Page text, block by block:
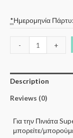
*Ημερομηνία Πάρτυ:
- +
Description
Reviews (0)
Για την Πινιάτα
μπορείτε/